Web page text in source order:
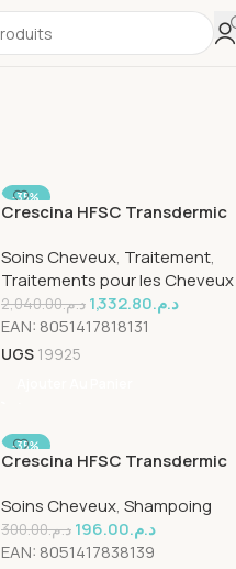
-35%
Crescina HFSC Transdermic
10+10×3.5ml
Soins Cheveux, Traitement,
Traitements pour les Cheveux
د.م.2,040.00 د.م.1,332.80
EAN: 8051417818131
UGS 19925
-35%
Crescina HFSC Transdermic
Soins Cheveux, Shampoing
د.م.300.00 د.م.196.00
EAN: 8051417838139